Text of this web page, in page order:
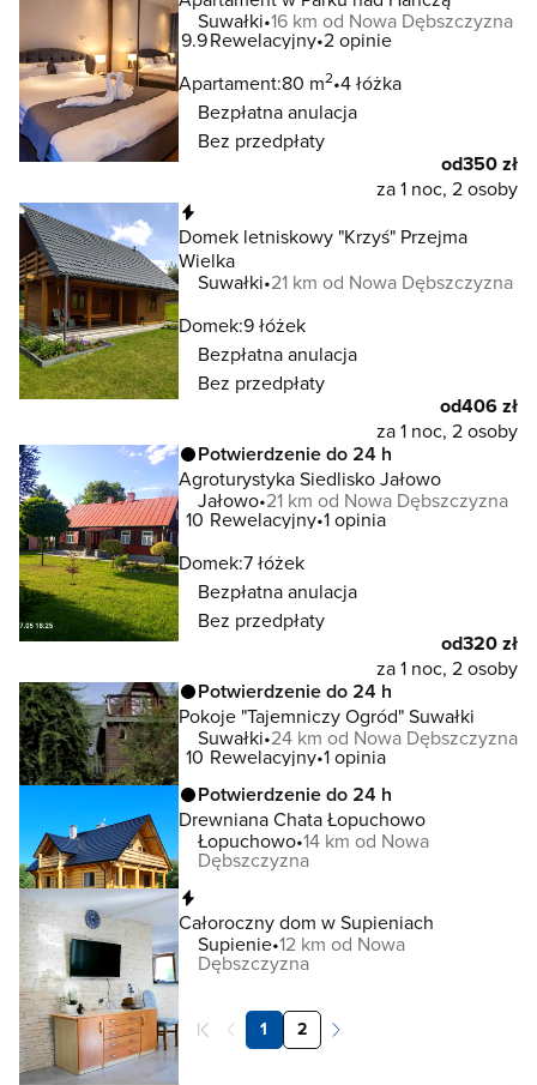
Suwałki 16 km od Nowa Dębszczyzna
9.9Rewelacyjny 2 opinie
Apartament:80 m2 4 łóżka
Bezpłatna anulacja
Bez przedpłaty
od350 zł
za 1 noc, 2 osoby
Domek letniskowy "Krzyś" Przejma
Wielka
Suwałki 21 km od Nowa Dębszczyzna
Domek:9 łóżek
Bezpłatna anulacja
Bez przedpłaty
od406 zł
za 1 noc, 2 osoby
Potwierdzenie do 24 h
Agroturystyka Siedlisko Jałowo
Jałowo 21 km od Nowa Dębszczyzna
10 Rewelacyjny 1 opinia
Domek:7 łóżek
Bezpłatna anulacja
Bez przedpłaty
od320 zł
za 1 noc, 2 osoby
Potwierdzenie do 24 h
Pokoje "Tajemniczy Ogród" Suwałki
Suwałki 24 km od Nowa Dębszczyzna
10 Rewelacyjny 1 opinia
Potwierdzenie do 24 h
Drewniana Chata Łopuchowo
Łopuchowo 14 km od Nowa
Dębszczyzna
Całoroczny dom w Supieniach
Supienie 12 km od Nowa
Dębszczyzna
1 2